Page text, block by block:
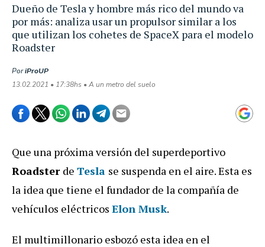
Dueño de Tesla y hombre más rico del mundo va
por más: analiza usar un propulsor similar a los
que utilizan los cohetes de SpaceX para el modelo
Roadster
PoriProUP
13.02.2021 • 17:38hs • A un metro del suelo
Que una próxima versión del superdeportivo
Roadster de Tesla se suspenda en el aire. Esta es
la idea que tiene el fundador de la compañía de
vehículos eléctricos Elon Musk.
El multimillonario esbozó esta idea en el